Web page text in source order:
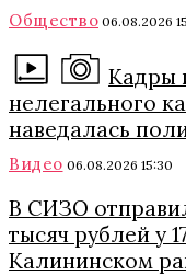
Общество 06.08.2026
Кадры
нелегального
наведалась
Видео 06.08.2026 15:30
В СИЗО
тысяч рублей у
Калининском